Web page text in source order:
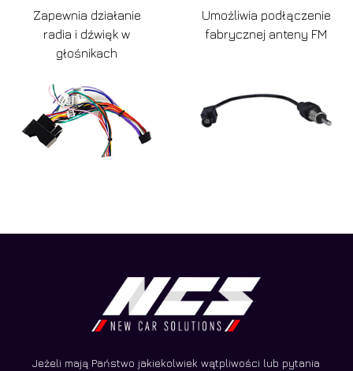
Zapewnia działanie
radia i dźwięk w
głośnikach
Umożliwia podłączenie
fabrycznej anteny FM
Jeżeli mają Państwo jakiekolwiek wątpliwości lub pytania